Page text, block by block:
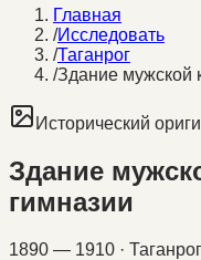
Главная
/Исследовать
/Таганрог
/Здание мужской
Исторический
Здание
гимназии
1890 — 1910 · Таганрог